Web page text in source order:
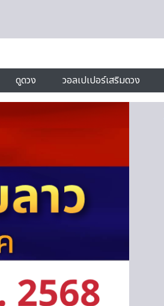
ดูดวง วอลเปเปอร์เสริมดวง